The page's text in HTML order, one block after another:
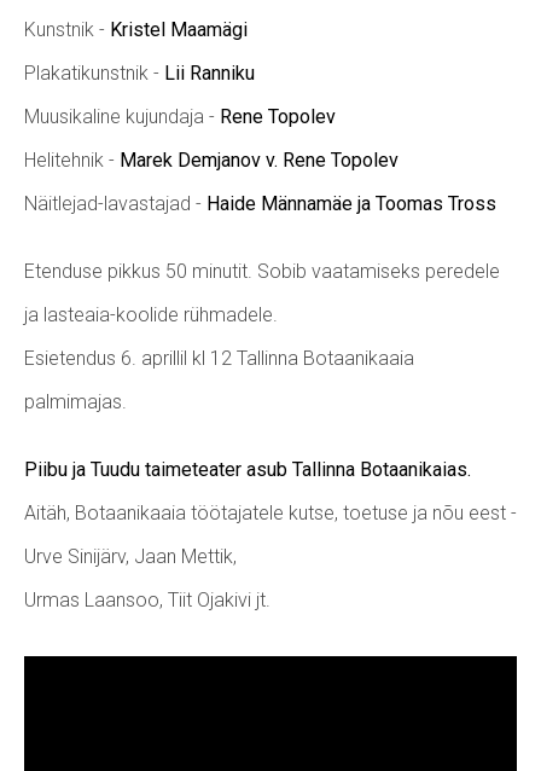
Kunstnik - Kristel Maamägi
Plakatikunstnik - Lii Ranniku
Muusikaline kujundaja - Rene Topolev
Helitehnik - Marek Demjanov v. Rene Topolev
Näitlejad-lavastajad - Haide Männamäe ja Toomas Tross
Etenduse pikkus 50 minutit. Sobib vaatamiseks peredele
ja lasteaia-koolide rühmadele.
Esietendus 6. aprillil kl 12 Tallinna Botaanikaaia
palmimajas.
Piibu ja Tuudu taimeteater asub Tallinna Botaanikaias.
Aitäh, Botaanikaaia töötajatele kutse, toetuse ja nõu eest -
Urve Sinijärv, Jaan Mettik,
Urmas Laansoo, Tiit Ojakivi jt.